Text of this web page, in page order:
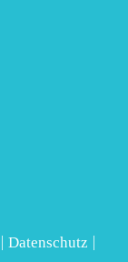
Datenschutz